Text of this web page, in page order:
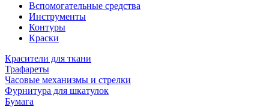
Вспомогательные средства
Инструменты
Контуры
Краски
Красители для ткани
Трафареты
Часовые механизмы и стрелки
Фурнитура для шкатулок
Бумага